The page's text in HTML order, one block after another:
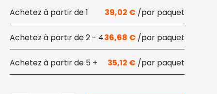
1 39,02 €
2 - 436,68 €
5 + 35,12 €